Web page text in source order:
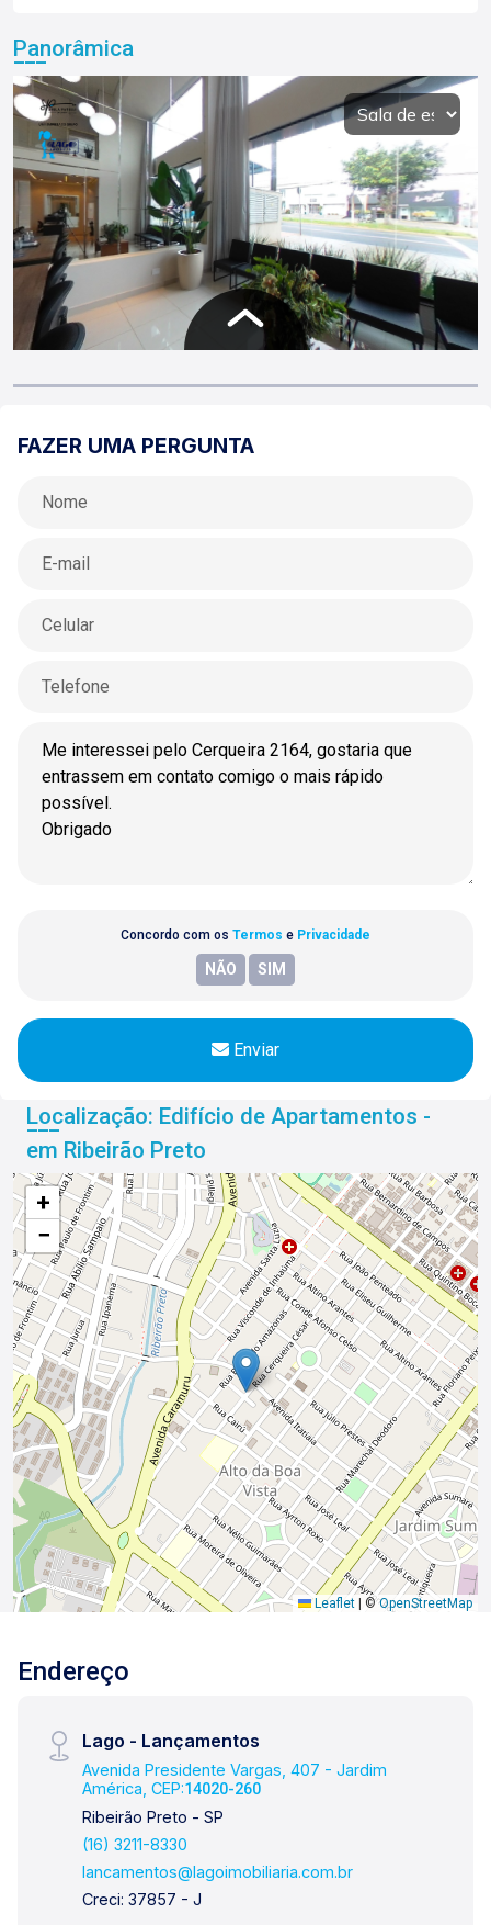
Panorâmica
FAZER UMA PERGUNTA
Concordo com os Termos e Privacidade
Enviar
Localização: Edifício de Apartamentos -
em Ribeirão Preto
+
−
Leaflet ©OpenStreetMap
Endereço
Lago - Lançamentos
Avenida Presidente Vargas, 407 - Jardim
América, CEP:14020-260
Ribeirão Preto - SP
(16) 3211-8330
lancamentos@lagoimobiliaria.com.br
Creci: 37857 - J